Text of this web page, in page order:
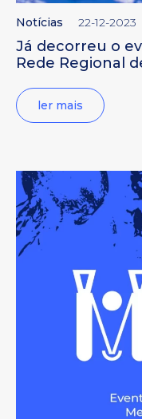
Notícias 22-12-2023
Já decorreu o
Rede Regional
ler mais